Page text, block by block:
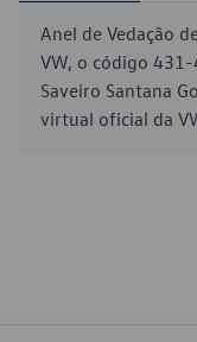
Anel de Vedação
VW, o código
Saveiro Santana
virtual oficial da